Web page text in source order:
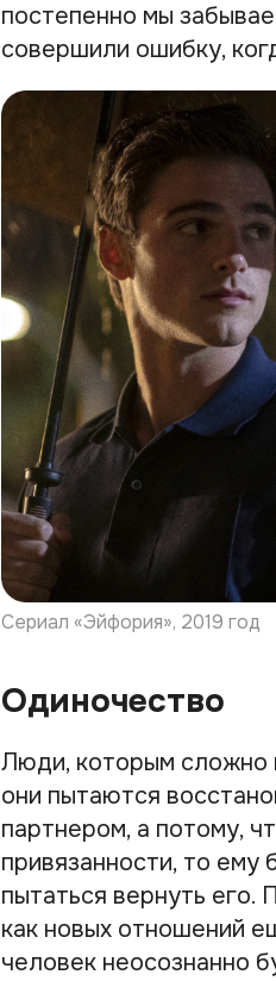
постепенно мы
совершили ошибку,
Сериал «Эйфория», 2019 год
Одиночество
Люди, которым сложно
они пытаются
партнером, а потому,
привязанности, то
пытаться вернуть
как новых отношений
человек неосознанно